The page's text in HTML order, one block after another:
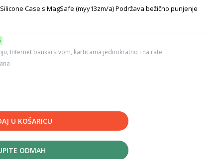
Case s MagSafe (myy13zm/a) Podržava bežično punjenje
Internet bankarstvom, karticama jednokratno i na rate
U KOŠARICU
ODMAH